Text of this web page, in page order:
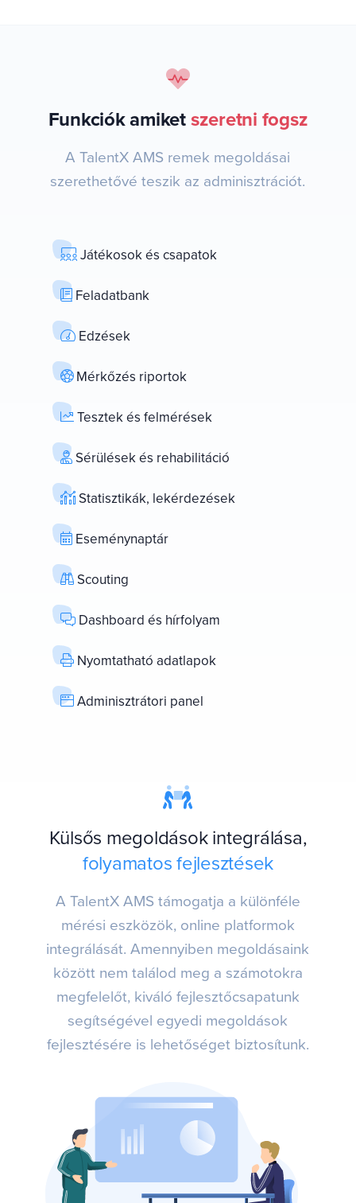
Funkciók amiket szeretni fogsz
A TalentX AMS remek megoldásai
szerethetővé teszik az adminisztrációt.
Játékosok és csapatok
Feladatbank
Edzések
Mérkőzés riportok
Tesztek és felmérések
Sérülések és rehabilitáció
Statisztikák, lekérdezések
Eseménynaptár
Scouting
Dashboard és hírfolyam
Nyomtatható adatlapok
Adminisztrátori panel
Külsős megoldások integrálása,
folyamatos fejlesztések
A TalentX AMS támogatja a különféle
mérési eszközök, online platformok
integrálását. Amennyiben megoldásaink
között nem találod meg a számotokra
megfelelőt, kiváló fejlesztőcsapatunk
segítségével egyedi megoldások
fejlesztésére is lehetőséget biztosítunk.